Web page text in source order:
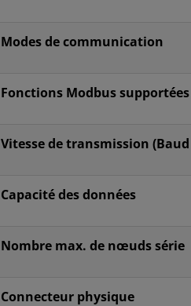
Modes de communication
Fonctions Modbus supportées
Vitesse de transmission
Capacité des données
Nombre max. de nœuds série
Connecteur physique